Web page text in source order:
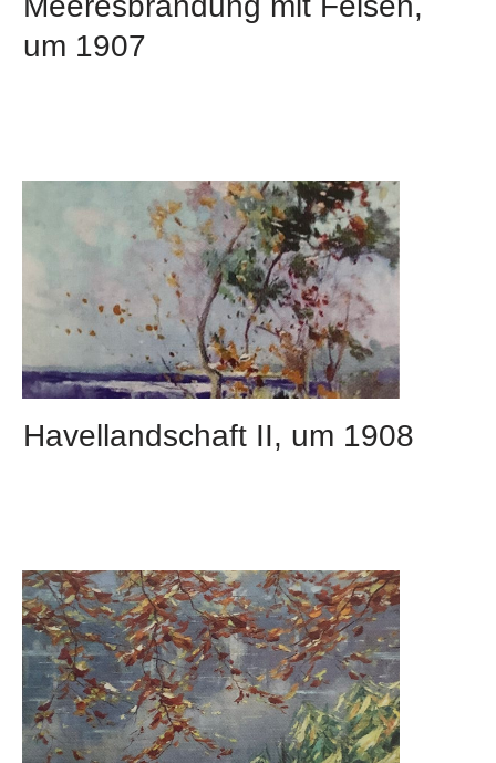
um 1907
Havellandschaft II, um 1908